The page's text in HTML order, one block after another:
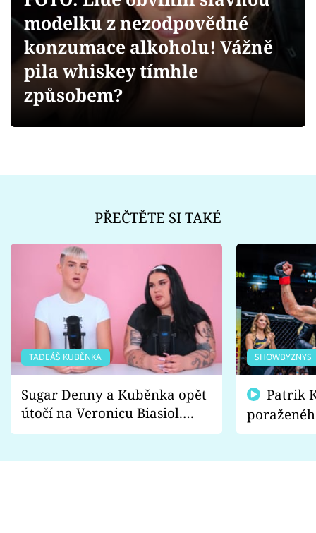
Videa
Sledujte prima+
modelku z nezodpovědné
konzumace alkoholu! Vážně
pila whiskey tímhle
způsobem?
PŘEČTĚTE SI TAKÉ
TADEÁŠ KUBĚNKA
Sugar Denny a Kuběnka opět
útočí na Veronicu Biasiol.
Proč je podle nich falešná a
SHOWBYZNYS
fanoušci